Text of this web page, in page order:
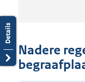
Nadere